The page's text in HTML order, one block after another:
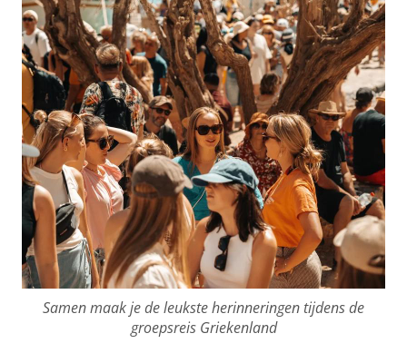
Samen maak je de leukste herinneringen tijdens de
groepsreis Griekenland